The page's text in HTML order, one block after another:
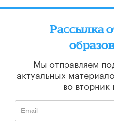
Рассылка
Мы отправляем
актуальных
во вторник